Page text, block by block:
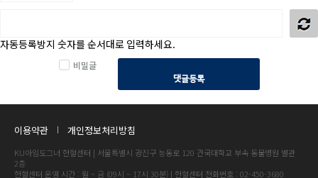
자동등록방지 숫자를 순서대로 입력하세요.
비밀글
댓글등록
이용약관 개인정보처리방침
KU아임도그너 헌혈센터 | 서울특별시 광진구 능동로 120 건국대학교 부속 동물병원 별관
2층
헌혈센터 운영 시간 : 월 ~ 금 (09시 ~ 17시 30분) | 헌혈센터 전화번호 : 02-450-3680